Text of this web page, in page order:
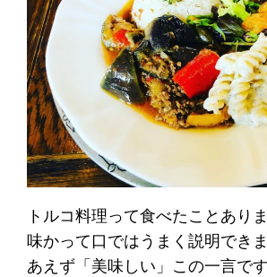
トルコ料理って食べたことあり
味かって口ではうまく説明でき
あえず「美味しい」この一言で